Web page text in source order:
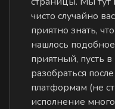
чисто случайно
приятно знать,
нашлось
приятный, пусть
разобраться
платформам (не
исполнение